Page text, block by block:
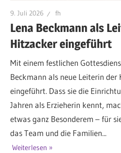
9. Juli 2026 fh
Lena Beckmann als
Hitzacker eingeführt
Mit einem festlichen
Beckmann als neue Leiterin
eingeführt. Dass sie die
Jahren als Erzieherin kennt,
etwas ganz Besonderem – für
das Team und die Familien...
Weiterlesen